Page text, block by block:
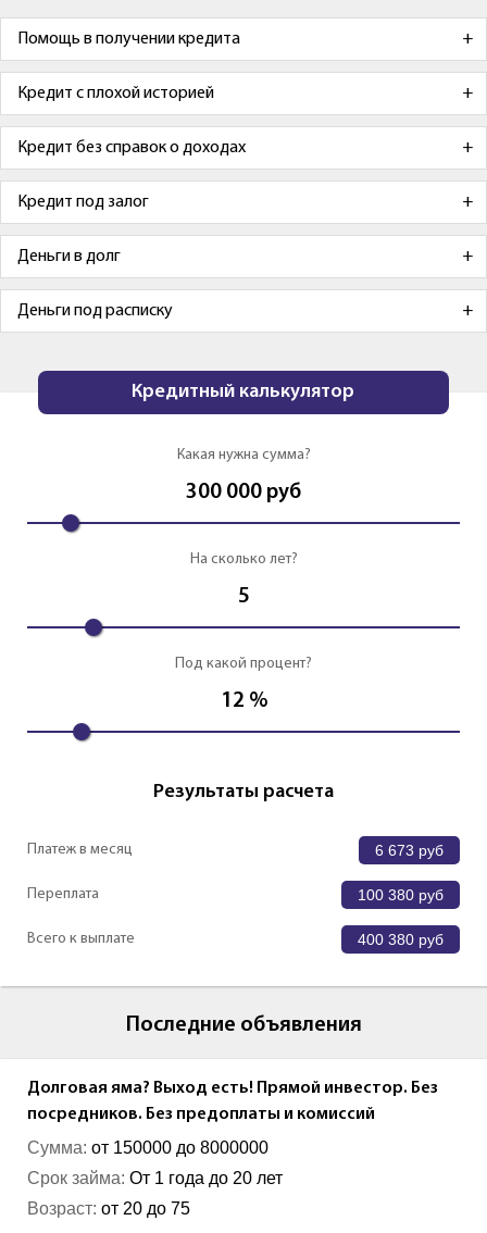
Помощь в получении кредита
Кредит с плохой историей
Кредит без справок о доходах
Кредит под залог
Деньги в долг
Деньги под расписку
Кредитный калькулятор
Какая нужна сумма?
300 000 руб
На сколько лет?
5
Под какой процент?
12 %
Результаты расчета
Платеж в месяц 6 673 руб
Переплата 100 380 руб
Всего к выплате 400 380 руб
Последние объявления
Долговая яма? Выход есть! Прямой инвестор. Без
посредников. Без предоплаты и комиссий
Сумма: от 150000 до 8000000
Срок займа: От 1 года до 20 лет
Возраст: от 20 до 75